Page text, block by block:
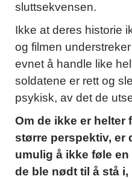
sluttsekvensen.
Ikke at deres historie
og filmen
evnet å handle like
soldatene er rett og
psykisk, av det de
Om de ikke er helter
større perspektiv, er
umulig å ikke føle
de ble nødt til å stå